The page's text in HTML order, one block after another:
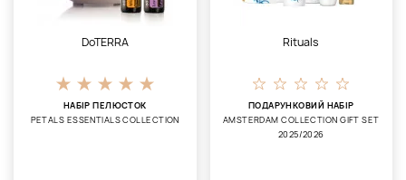
DoTERRA
НАБІР ПЕЛЮСТОК
PETALS ESSENTIALS COLLECTION
Rituals
ПОДАРУНКОВИЙ НАБІР
AMSTERDAM COLLECTION GIFT SET
2025/2026